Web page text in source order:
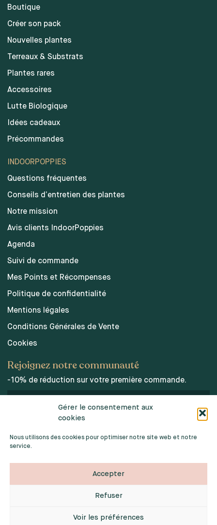
Gérer le consentement aux
cookies
Nous utilisons des cookies pour optimiser notre site web et notre
service.
Accepter
Refuser
Voir les préférences
Boutique
Créer son pack
Nouvelles plantes
Terreaux & Substrats
Plantes rares
Accessoires
Lutte Biologique
Idées cadeaux
Précommandes
INDOORPOPPIES
Questions fréquentes
Conseils d’entretien des plantes
Notre mission
Avis clients IndoorPoppies
Agenda
Suivi de commande
Mes Points et Récompenses
Politique de confidentialité
Mentions légales
Conditions Générales de Vente
Cookies
Rejoignez notre communauté
-10% de réduction sur votre première commande.
personnelles.